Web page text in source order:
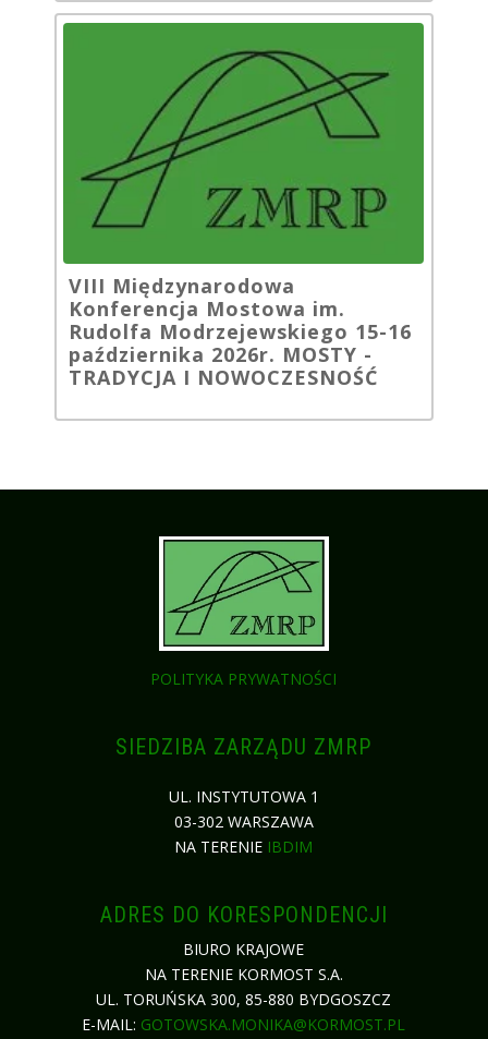
VIII Międzynarodowa
Konferencja Mostowa im.
Rudolfa Modrzejewskiego 15-16
października 2026r. MOSTY -
TRADYCJA I NOWOCZESNOŚĆ
POLITYKA PRYWATNOŚCI
SIEDZIBA ZARZĄDU ZMRP
UL. INSTYTUTOWA 1
03-302 WARSZAWA
NA TERENIE IBDIM
ADRES DO KORESPONDENCJI
BIURO KRAJOWE
NA TERENIE KORMOST S.A.
UL. TORUŃSKA 300, 85-880 BYDGOSZCZ
E-MAIL: GOTOWSKA.MONIKA@KORMOST.PL